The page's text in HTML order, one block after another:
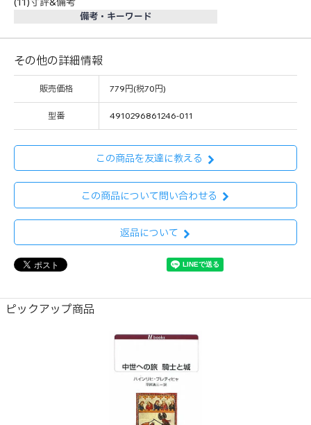
備考・キーワード
その他の詳細情報
販売価格 779円(税70円)
型番 4910296861246-011
この商品を友達に教える
この商品について問い合わせる
返品について
ピックアップ商品